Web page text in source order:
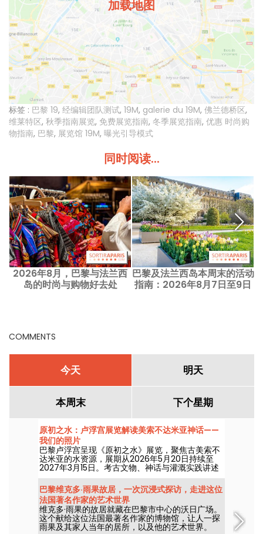
加载地图
标签 : 巴黎 19, 经编辑团队测试, 19M, galerie du 19M, 佛兰德桥区,
维莱特区, 秋季指南展览, 免费展览指南, 冬季展览指南, 优惠 时尚购
物指南, 巴黎, 展览馆 19M, 曝光引导模式
同时阅读...
2026年8月，巴黎与法兰西
岛的时尚与购物好去处
巴黎及法兰西岛本周末的活动
指南：2026年8月7日至9日
COMMENTS
今天 明天
本周末 下个星期
原初之水：卢浮宫展览解读美索不达米亚神话——
我们的照片
巴黎卢浮宫呈现《原初之水》展览，聚焦古美索不
达米亚的水资源，展期从2026年5月20日持续至
2027年3月15日。考古文物、神话与灌溉实践讲述
这一资源如何塑造了早期美索不达米亚社会。
巴黎维克多·雨果故居，一次沉浸式探访，走进这位
法国著名作家的艺术世界
维克多·雨果的故居就藏在巴黎市中心的沃日广场。
这个献给这位法国最著名作家的博物馆，让人一探
雨果及其家人当年的居所，以及他的艺术世界。